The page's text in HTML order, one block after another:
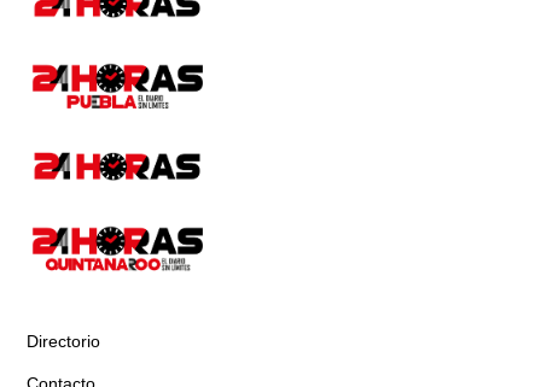
Directorio
Contacto